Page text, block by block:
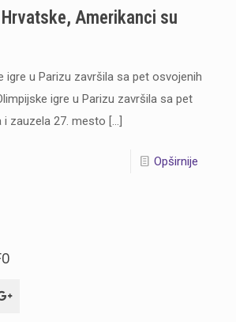
Amerikanci su
igre u Parizu završila sa pet osvojenih
igre u Parizu završila sa pet
i zauzela 27. mesto […]
Opširnije